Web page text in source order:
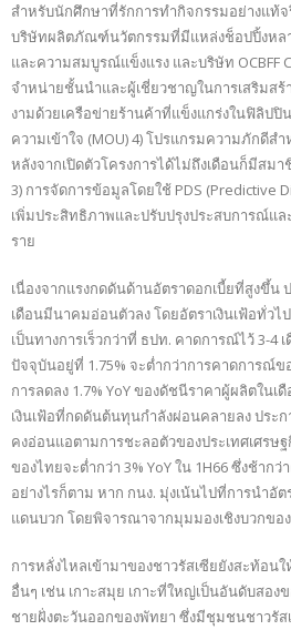
สำหรับนักศึกษาที่รักการทำกิจกรรมอย่างแท้จ
บริษัทผลิตภัณฑ์นวัตกรรมที่มีแหล่งช็อปปิ้งหล
และความสมบูรณ์แข็งแรง และบริษัท OCBFF
จำหน่ายชั้นนำและผู้เชี่ยวชาญในการเสริมส
งามด้วยเครือข่ายร้านค้าที่แข็งแกร่งในฟิลิป
ความเข้าใจ (MOU) 4) โปรแกรมความภักดีส
หลังจากเปิดตัวโครงการได้ไม่ถึงเดือนก็มีสม
3) การจัดการข้อมูลโดยใช้ PDS (Predictive
เพิ่มประสิทธิภาพและปรับปรุงประสบการณ์แล
ราย
เนื่องจากแรงกดดันด้านอัตราดอกเบี้ยที่สูงขึ้น
เดือนมีนาคมอ่อนตัวลง โดยอัตราเงินเฟ้อทั่วไ
เป็นทางการเร็วกว่าที่ ธปท. คาดการณ์ไว้ 3-4
ปัจจุบันอยู่ที่ 1.75% จะต่ำกว่าการคาดการณ์ข
การลดลง 1.7% YoY ของดัชนีราคาผู้ผลิตใน
เงินเฟ้อที่กดดันต้นทุนกำลังผ่อนคลายลง ประ
คงอ่อนแอตามการชะลอตัวของประเทศเศรษ
ของไทยจะต่ำกว่า 3% YoY ใน 1H66 ซึ่งช้าก
อย่างไรก็ตาม หาก กนง. มุ่งเน้นไปที่การนำอั
แดนบวก โดยพิจารณาจากมุมมองเชิงบวกขอ
การหลั่งไหลเข้ามาของชาวรัสเซียยังสะท้อน
อื่นๆ เช่น เกาะสมุย เกาะที่ใหญ่เป็นอันดับสอง
ชายฝั่งตะวันออกของพัทยา ซึ่งมีชุมชนชาวรั